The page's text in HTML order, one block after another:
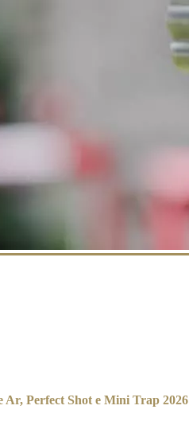
Ar, Perfect Shot e Mini Trap 2026